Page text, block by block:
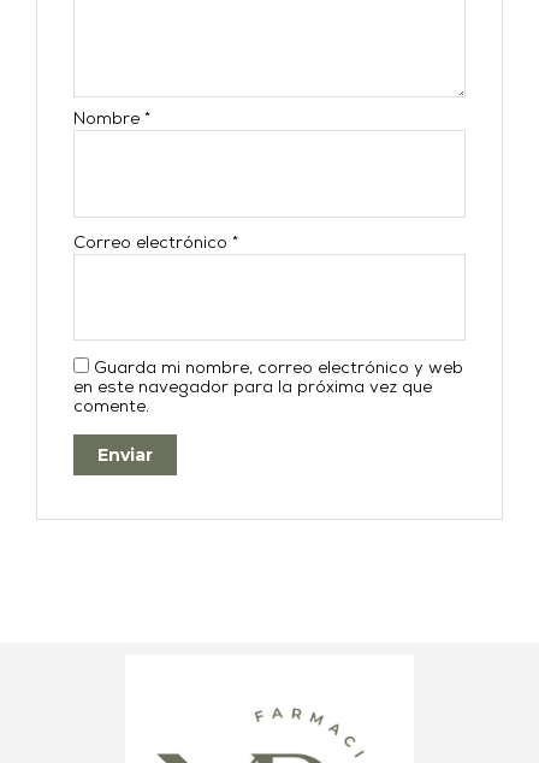
Nombre*
Correo electrónico*
Guarda mi nombre, correo electrónico y web
en este navegador para la próxima vez que
comente.